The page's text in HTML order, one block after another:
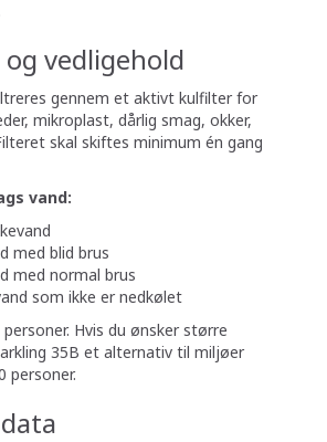
vedligehold
gennem et aktivt kulfilter for
mikroplast, dårlig smag, okker,
skal skiftes minimum én gang
vand:
med blid brus
med normal brus
som ikke er nedkølet
Hvis du ønsker større
35B et alternativ til miljøer
personer.